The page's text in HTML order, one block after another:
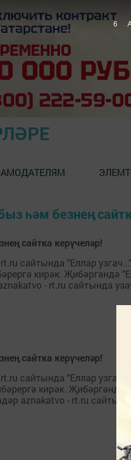
һәм безнең
сайтка керүчеләр!
сайтында "Еллар
кирәк. Җибәргәндә
- rt.ru сайтында
сайтка керүчеләр!
сайтында "Еллар
кирәк.
aznakatvo - rt.ru
6